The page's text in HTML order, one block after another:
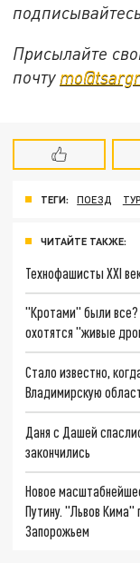
Присылайте
почту
ТЕГИ: ПОЕЗД
ЧИТАЙТЕ ТАКЖЕ:
Технофашисты XXI
"Кротами" были все?
охотятся "живые
Стало известно,
Владимирскую
Даня с Дашей
закончились
Новое
Путину. "Львов Кима"
Запорожьем